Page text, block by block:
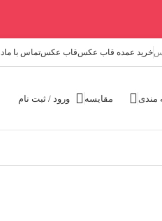
خرید عمده قاب عکسقاب عکستماس با ما
مندی مقایسه ورود / ثبت نام